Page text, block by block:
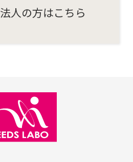
法人の方はこちら